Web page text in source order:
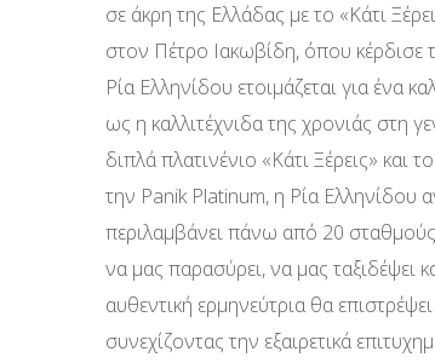
σε άκρη της Ελλάδας με το «Κάτι
στον Πέτρο Ιακωβίδη, όπου κέρδισε
Ρία Ελληνίδου ετοιμάζεται για ένα
ως η καλλιτέχνιδα της χρονιάς στη
διπλά πλατινένιο «Κάτι Ξέρεις»
την Panik Platinum, η Ρία Ελληνίδου
περιλαμβάνει πάνω από 20
να μας παρασύρει, να μας ταξιδέψει
αυθεντική ερμηνεύτρια θα
συνεχίζοντας την εξαιρετικά